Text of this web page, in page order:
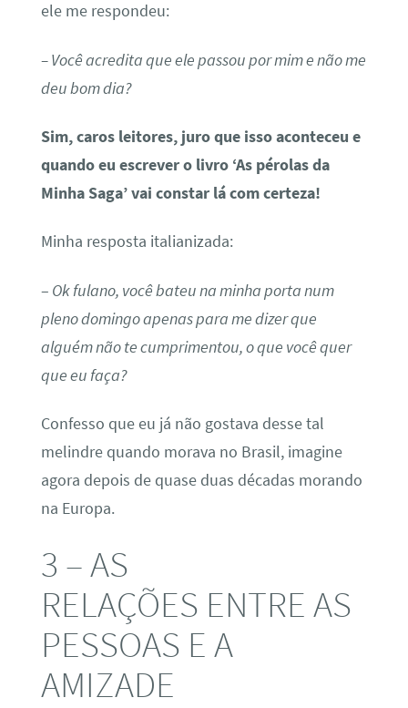
ele me respondeu:
– Você acredita que ele passou por mim e não me
deu bom dia?
Sim, caros leitores, juro que isso aconteceu e
quando eu escrever o livro ‘As pérolas da
Minha Saga’ vai constar lá com certeza!
Minha resposta italianizada:
– Ok fulano, você bateu na minha porta num
pleno domingo apenas para me dizer que
alguém não te cumprimentou, o que você quer
que eu faça?
Confesso que eu já não gostava desse tal
melindre quando morava no Brasil, imagine
agora depois de quase duas décadas morando
na Europa.
3 – AS
RELAÇÕES ENTRE AS
PESSOAS E A
AMIZADE